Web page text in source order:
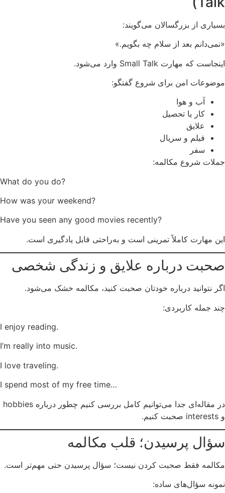
بسیاری از بزرگسالان می‌گویند:
«نمی‌دانم بعد از سلام چه بگویم.»
اینجاست که مهارت Small Talk وارد می‌شود.
موضوعات امن برای شروع گفتگو:
آب و هوا
کار یا تحصیل
علایق
فیلم و سریال
سفر
جملات شروع مکالمه:
What do you do?
How was your weekend?
Have you seen any good movies recently?
این مهارت کاملاً تمرینی است و به‌راحتی قابل یادگیری است.
صحبت درباره علایق و زندگی شخصی
اگر نتوانید درباره خودتان صحبت کنید، مکالمه خشک می‌شود.
چند جمله کاربردی:
I enjoy reading.
I’m really into music.
I love traveling.
I spend most of my free time…
در مقاله‌ای جدا می‌توانیم کامل بررسی کنیم چطور درباره hobbies
و interests صحبت کنیم.
سؤال پرسیدن؛ قلب مکالمه
مکالمه فقط صحبت کردن نیست؛ سؤال پرسیدن حتی مهم‌تر است.
نمونه سؤال‌های ساده: